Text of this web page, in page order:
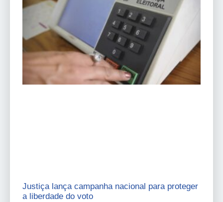
Justiça lança campanha nacional para proteger
a liberdade do voto